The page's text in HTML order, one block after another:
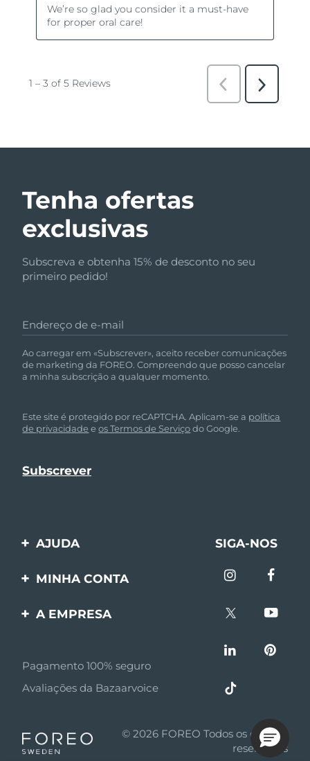
Tenha ofertas
exclusivas
Subscreva e obtenha 15% de desconto no seu
primeiro pedido!
Endereço de e-mail
Ao carregar em «Subscrever», aceito receber comunicações
de marketing da FOREO. Compreendo que posso cancelar
a minha subscrição a qualquer momento.
Este site é protegido por reCAPTCHA. Aplicam-se a política
de privacidade eos Termos de Serviçodo Google.
AJUDA
Entre em contato
SIGA-NOS
MINHA CONTA
Registro de produto
A EMPRESA
Afiliados
Notícias de afiliados
Parceiro minoritário
Pagamento 100% seguro
Avaliações da Bazaarvoice
© 2026 FOREO Todos os direitos
reservados